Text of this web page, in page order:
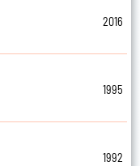
2016
1995
1992